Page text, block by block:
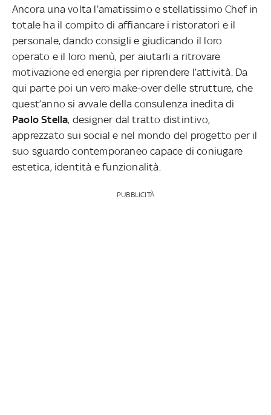
Ancora una volta l’amatissimo e stellatissimo Chef in
totale ha il compito di affiancare i ristoratori e il
personale, dando consigli e giudicando il loro
operato e il loro menù, per aiutarli a ritrovare
motivazione ed energia per riprendere l’attività. Da
qui parte poi un vero make-over delle strutture, che
quest’anno si avvale della consulenza inedita di
Paolo Stella, designer dal tratto distintivo,
apprezzato sui social e nel mondo del progetto per il
suo sguardo contemporaneo capace di coniugare
estetica, identità e funzionalità.
PUBBLICITÀ